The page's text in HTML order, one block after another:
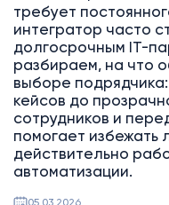
требует
интегратор часто
долгосрочным IT-
разбираем, на что
выборе
кейсов до
сотрудников и
помогает избежать
действительно
автоматизации.